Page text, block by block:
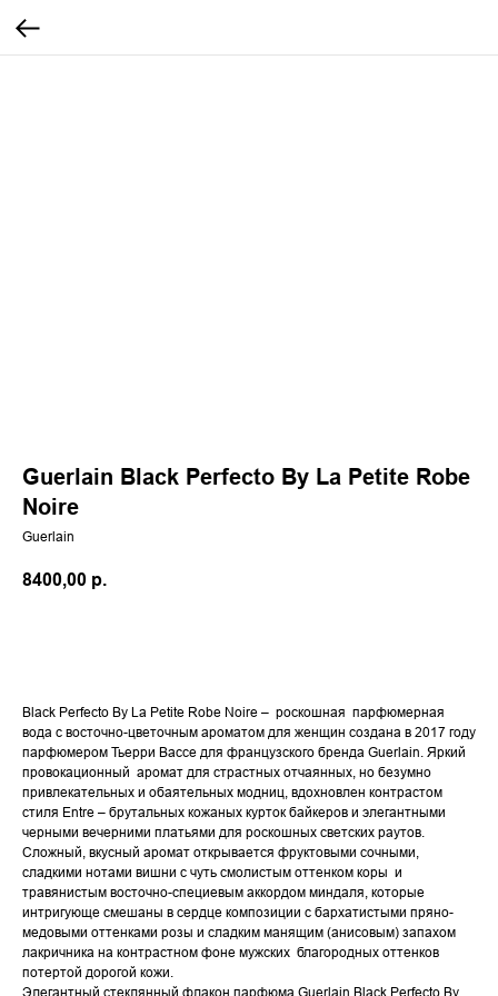
Guerlain Black Perfecto By La Petite Robe
Noire
Guerlain
8400,00 р.
Black Perfecto By La Petite Robe Noire – роскошная парфюмерная
вода с восточно-цветочным ароматом для женщин создана в 2017 году
парфюмером Тьерри Вассе для французского бренда Guerlain. Яркий
провокационный аромат для страстных отчаянных, но безумно
привлекательных и обаятельных модниц, вдохновлен контрастом
стиля Entre – брутальных кожаных курток байкеров и элегантными
черными вечерними платьями для роскошных светских раутов.
Сложный, вкусный аромат открывается фруктовыми сочными,
сладкими нотами вишни с чуть смолистым оттенком коры и
травянистым восточно-специевым аккордом миндаля, которые
интригующе смешаны в сердце композиции с бархатистыми пряно-
медовыми оттенками розы и сладким манящим (анисовым) запахом
лакричника на контрастном фоне мужских благородных оттенков
потертой дорогой кожи.
Элегантный стеклянный флакон парфюма Guerlain Black Perfecto By